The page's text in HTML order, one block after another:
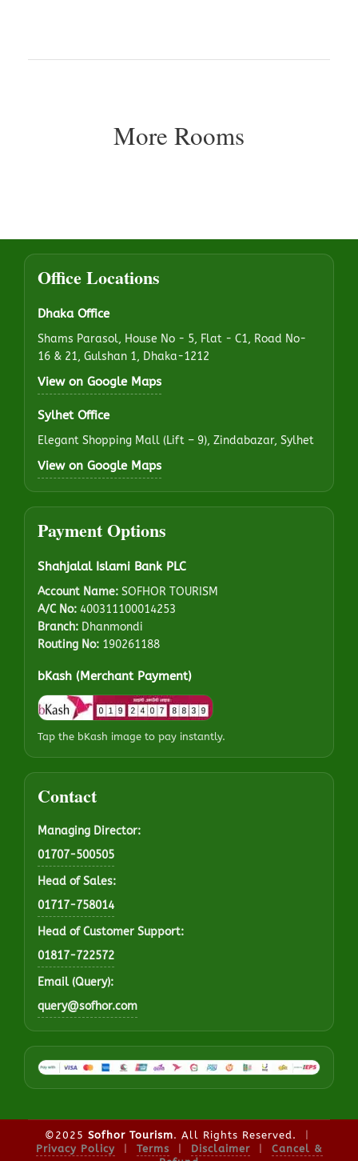
More Rooms
Office Locations
Dhaka Office
Shams Parasol, House No - 5, Flat - C1, Road No-
16 & 21, Gulshan 1, Dhaka-1212
View on Google Maps
Sylhet Office
Elegant Shopping Mall (Lift – 9), Zindabazar, Sylhet
View on Google Maps
Payment Options
Shahjalal Islami Bank PLC
Account Name: SOFHOR TOURISM
A/C No: 400311100014253
Branch: Dhanmondi
Routing No: 190261188
bKash (Merchant Payment)
Tap the bKash image to pay instantly.
Contact
Managing Director:
01707-500505
Head of Sales:
01717-758014
Head of Customer Support:
01817-722572
Email (Query):
query@sofhor.com
©2025 Sofhor Tourism. All Rights Reserved.
|
Privacy Policy
| Terms | Disclaimer |
Cancel &